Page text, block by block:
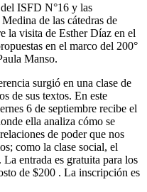
ISFD N°16 y las
de las cátedras de
la visita de Esther Díaz en el
en el marco del 200°
Manso.
surgió en una clase de
de sus textos. En este
6 de septiembre recibe el
ella analiza cómo se
de poder que nos
como la clase social, el
entrada es gratuita para los
de $200 . La inscripción es